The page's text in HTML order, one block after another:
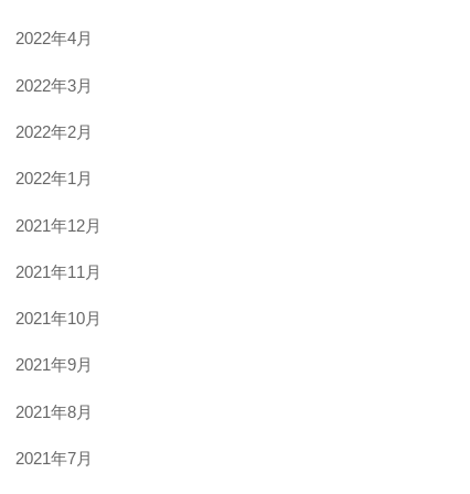
2022年4月
2022年3月
2022年2月
2022年1月
2021年12月
2021年11月
2021年10月
2021年9月
2021年8月
2021年7月